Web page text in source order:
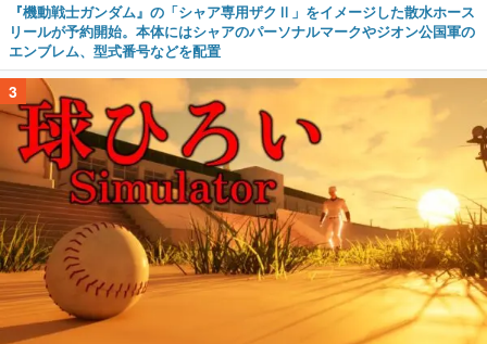
『機動戦士ガンダム』の「シャア専用ザクⅡ」をイメージした散水ホース
リールが予約開始。本体にはシャアのパーソナルマークやジオン公国軍の
エンブレム、型式番号などを配置
3